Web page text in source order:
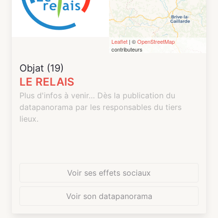
Une salle de réunion disponible à la location à
des entreprises extérieures
Leaflet | ©OpenStreetMap
contributeurs
Objat (19)
LE RELAIS
Plus d'infos à venir… Dès la publication du
datapanorama par les responsables du tiers
lieux.
Voir ses effets sociaux
Voir son datapanorama